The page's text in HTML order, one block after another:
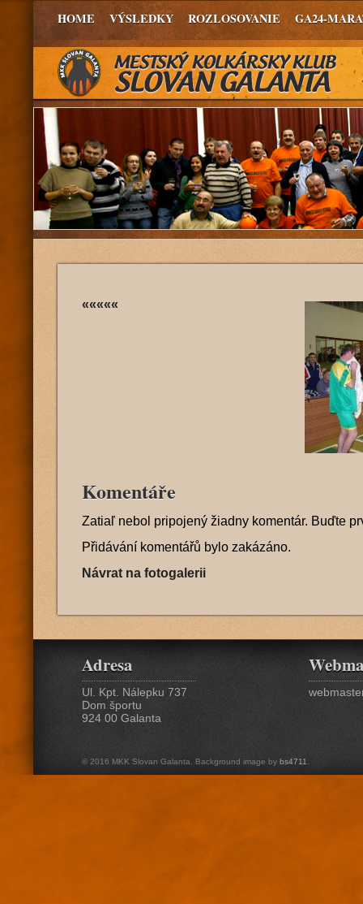
HOME VÝSLEDKY ROZLOSOVANIE GA24-
«««««
Komentáře
Zatiaľ nebol pripojený žiadny komentár. Buďte
Přidávání komentářů bylo zakázáno.
Návrat na fotogalerii
Adresa
Ul. Kpt. Nálepku 737
Dom športu
924 00 Galanta
© 2016 MKK Slovan Galanta. Background image by bs4711